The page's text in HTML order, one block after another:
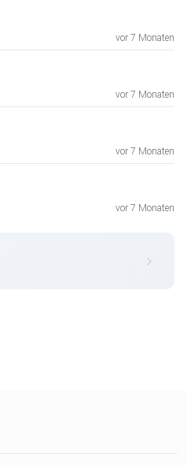
vor 7 Monaten
vor 7 Monaten
vor 7 Monaten
vor 7 Monaten